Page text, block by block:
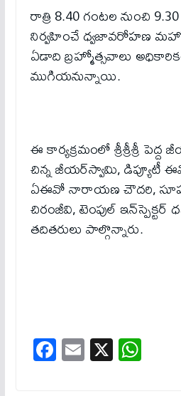
రాత్రి 8.40 గంటల నుంచి
నిర్వహించే ధ్వజావరోహణ
ఏడాది బ్రహ్మోత్సవాలు
ముగియనున్నాయి.
ఈ కార్యక్రమంలో శ్రీశ్రీశ్రీ పెద్ద
చిన్న జీయర్‌స్వామి, డిప్యూటీ
ఏఈవో నారాయణ చౌదరి,
చిరంజీవి, టెంపుల్
తదితరులు పాల్గొన్నారు.
Fa
ce
E
m
X W
ha